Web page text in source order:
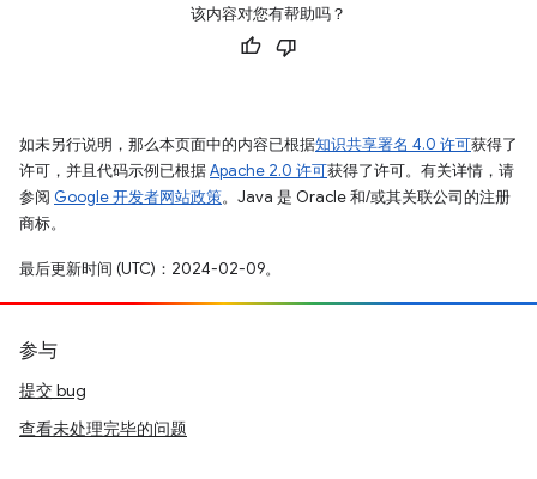
该内容对您有帮助吗？
如未另行说明，那么本页面中的内容已根据知识共享署名 4.0 许可获得了
许可，并且代码示例已根据Apache 2.0 许可获得了许可。有关详情，请
参阅 Google 开发者网站政策。Java 是 Oracle 和/或其关联公司的注册
商标。
最后更新时间 (UTC)：2024-02-09。
参与
提交 bug
查看未处理完毕的问题